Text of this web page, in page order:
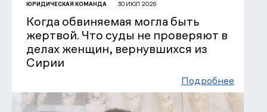
ЮРИДИЧЕСКАЯ КОМАНДА 30 ИЮЛ 2026
Когда обвиняемая могла быть
жертвой. Что суды не проверяют в
делах женщин, вернувшихся из
Сирии
Подробнее